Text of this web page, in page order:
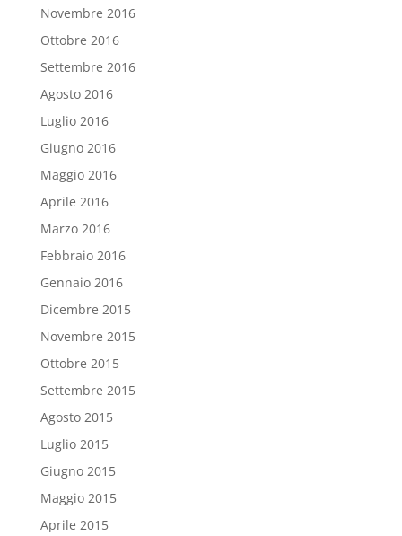
Novembre 2016
Ottobre 2016
Settembre 2016
Agosto 2016
Luglio 2016
Giugno 2016
Maggio 2016
Aprile 2016
Marzo 2016
Febbraio 2016
Gennaio 2016
Dicembre 2015
Novembre 2015
Ottobre 2015
Settembre 2015
Agosto 2015
Luglio 2015
Giugno 2015
Maggio 2015
Aprile 2015